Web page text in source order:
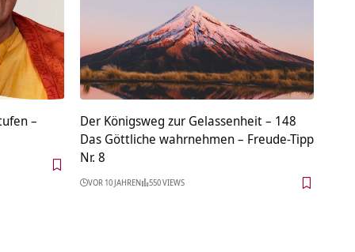
–
Der Königsweg zur Gelassenheit – 148
Das Göttliche wahrnehmen – Freude-Tipp
Nr. 8
VOR 10 JAHREN 550 VIEWS